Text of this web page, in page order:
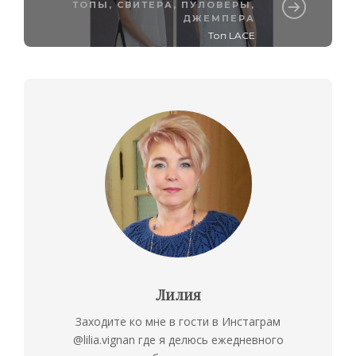
ТОПЫ ,СВИТЕРА, ПУЛОВЕРЫ,
ДЖЕМПЕРА
Топ LACE
Лилия
Заходите ко мне в гости в Инстаграм
@lilia.vignan где я делюсь ежедневного